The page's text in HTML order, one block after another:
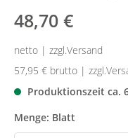
48,70 €
netto | zzgl.Versand
57,95 € brutto |
Produktionszeit ca.
Menge: Blatt